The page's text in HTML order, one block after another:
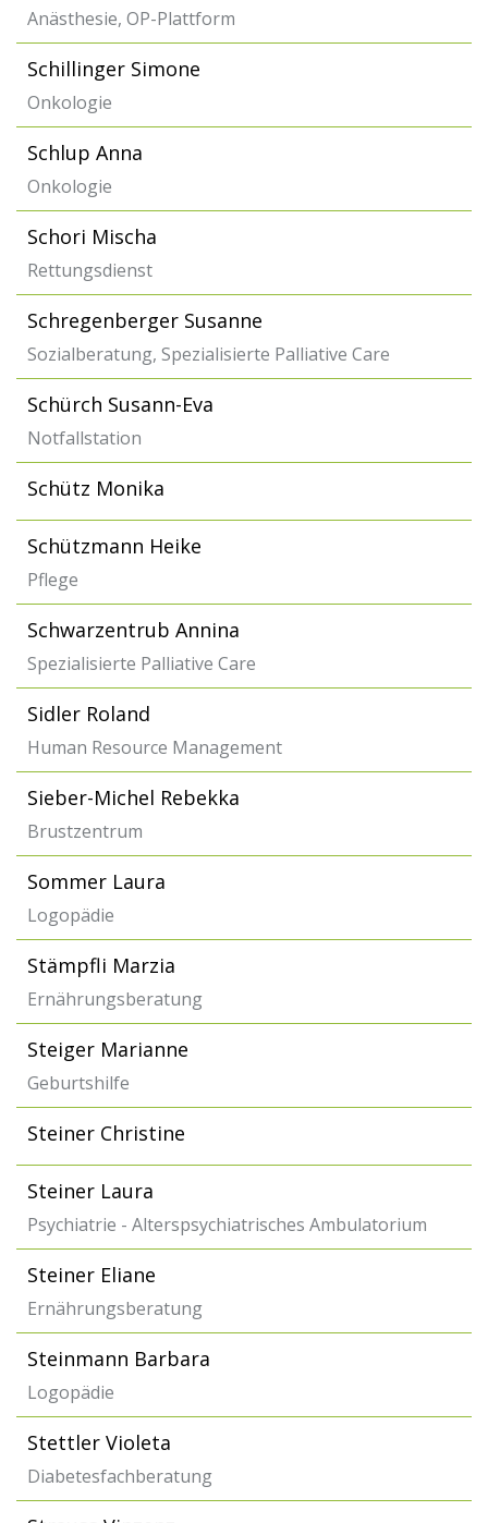
Anästhesie, OP-Plattform
Schillinger Simone
Onkologie
Schlup Anna
Onkologie
Schori Mischa
Rettungsdienst
Schregenberger Susanne
Sozialberatung, Spezialisierte Palliative Care
Schürch Susann-Eva
Notfallstation
Schütz Monika
Schützmann Heike
Pflege
Schwarzentrub Annina
Spezialisierte Palliative Care
Sidler Roland
Human Resource Management
Sieber-Michel Rebekka
Brustzentrum
Sommer Laura
Logopädie
Stämpfli Marzia
Ernährungsberatung
Steiger Marianne
Geburtshilfe
Steiner Christine
Steiner Laura
Psychiatrie - Alterspsychiatrisches Ambulatorium
Steiner Eliane
Ernährungsberatung
Steinmann Barbara
Logopädie
Stettler Violeta
Diabetesfachberatung